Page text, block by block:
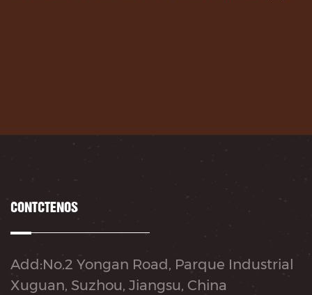
CONTÁCTENOS
Add:No.2 Yongan Road, Parque Industrial
Xuguan, Suzhou, Jiangsu, China